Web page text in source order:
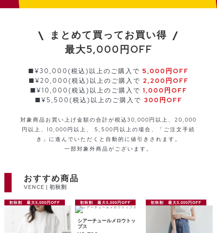
\ まとめて買ってお買い得 /
最大5,000円OFF
■¥30,000(税込)以上のご購入で 5,000円OFF
■¥20,000(税込)以上のご購入で 2,200円OFF
■¥10,000(税込)以上のご購入で 1,000円OFF
■¥5,500(税込)以上のご購入で 300円OFF
対象商品お買い上げ金額の合計が税込30,000円以上、20,000
円以上、10,000円以上、 5,500円以上の場合、「ご注文手続
き」に進んでいただくと自動的に値引きされます。
一部対象外商品がございます。
おすすめ商品
VENCE | 初秋割
シアーチュールメロウトッ
プス